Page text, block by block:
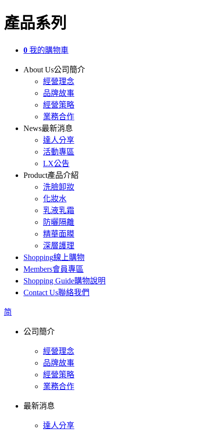
產品系列
0 我的購物車
About Us公司簡介
經營理念
品牌故事
經營策略
業務合作
News最新消息
達人分享
活動專區
LX公告
Product產品介紹
洗臉卸妝
化妝水
乳液乳霜
防曬隔離
精華面膜
深層護理
Shopping線上購物
Members會員專區
Shopping Guide購物說明
Contact Us聯絡我們
简
公司簡介
經營理念
品牌故事
經營策略
業務合作
最新消息
達人分享